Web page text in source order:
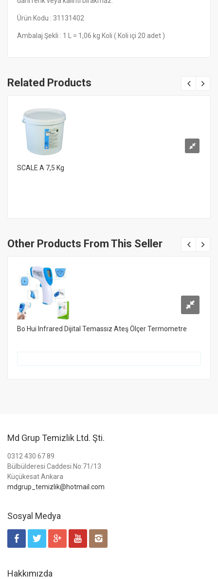
Ürün Kodu : 31131402
Ambalaj Şekli : 1 L = 1,06 kg Koli ( Koli içi 20 adet )
Related Products
SCALE A 7,5 Kg
Other Products From This Seller
Bo Hui Infrared Dijital Temassız Ateş Ölçer Termometre
Md Grup Temizlik Ltd. Şti.
0312 430 67 89
Bülbülderesi Caddesi.No:71/13
Küçükesat Ankara
mdgrup_temizlik@hotmail.com
Sosyal Medya
Hakkımızda